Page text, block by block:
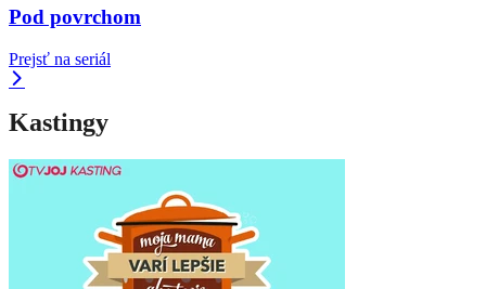
Pod povrchom
Prejsť na seriál
Kastingy